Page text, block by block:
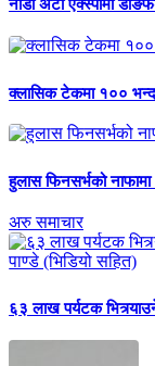
नाडा अटो एक्स्पोमा
क्लासिक टेकमा १००
हुलास फिनसर्भको
अरु समाचार
६३ लाख पर्यटक